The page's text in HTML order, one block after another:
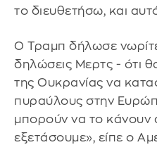
το διευθετήσω, και
Ο Τραμπ δήλωσε
δηλώσεις Μερτς - ότι
της Ουκρανίας να
πυραύλους στην
μπορούν να το κάνουν
εξετάσουμε», είπε ο